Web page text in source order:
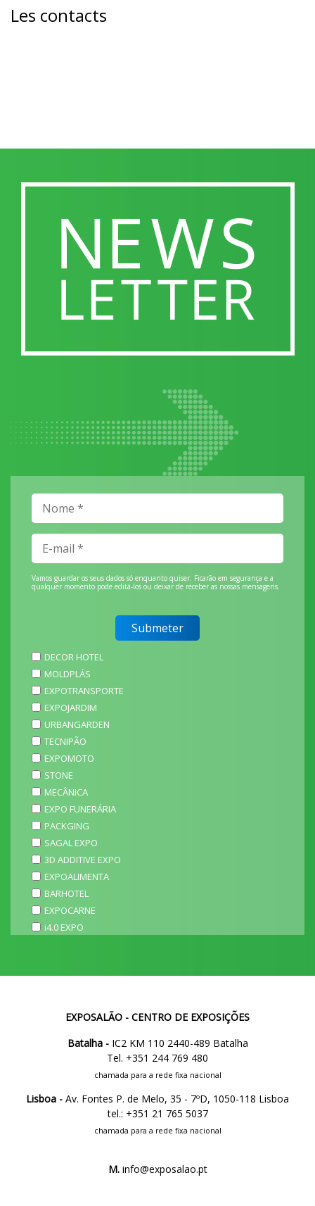
Les contacts
Vamos guardar os seus dados só enquanto quiser. Ficarão em segurança e a
qualquer momento pode editá-los ou deixar de receber as nossas mensagens.
DECOR HOTEL
MOLDPLÁS
EXPOTRANSPORTE
EXPOJARDIM
URBANGARDEN
TECNIPÃO
EXPOMOTO
STONE
MECÂNICA
EXPO FUNERÁRIA
PACKGING
SAGAL EXPO
3D ADDITIVE EXPO
EXPOALIMENTA
BARHOTEL
EXPOCARNE
i4.0 EXPO
EXPOSALÃO - CENTRO DE EXPOSIÇÕES
Batalha -IC2 KM 110 2440-489 Batalha
Tel. +351 244 769 480
chamada para a rede fixa nacional
Lisboa - Av. Fontes P. de Melo, 35 - 7ºD, 1050-118 Lisboa
tel.: +351 21 765 5037
chamada para a rede fixa nacional
M.info@exposalao.pt